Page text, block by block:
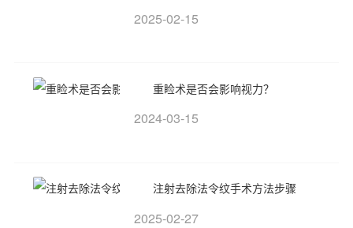
2025-02-15
重睑术是否会影响视力？
2024-03-15
注射去除法令纹手术方法步骤
2025-02-27